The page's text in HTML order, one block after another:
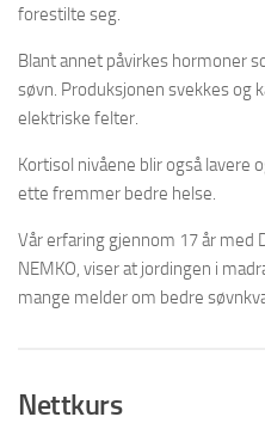
forestilte seg.
Blant annet påvirkes hormoner
søvn. Produksjonen svekkes og
elektriske felter.
Kortisol nivåene blir også lavere
ette fremmer bedre helse.
Vår erfaring gjennom 17 år
NEMKO, viser at jordingen i
mange melder om bedre
Nettkurs